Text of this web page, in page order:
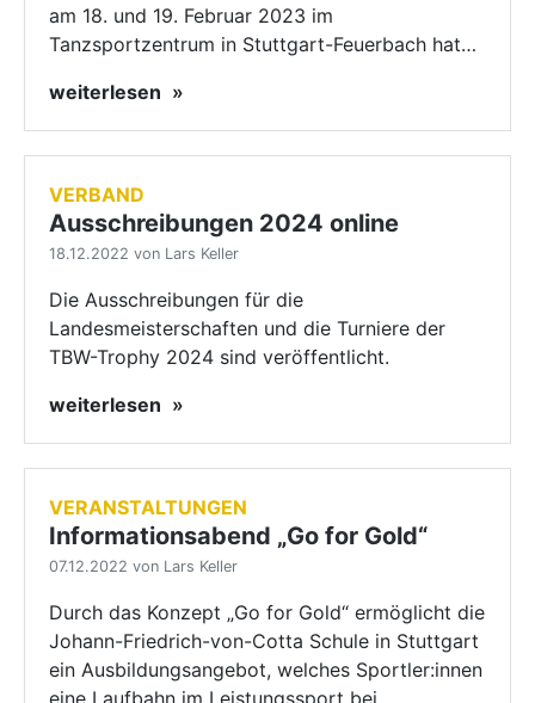
am 18. und 19. Februar 2023 im
Tanzsportzentrum in Stuttgart-Feuerbach hat…
weiterlesen
VERBAND
Ausschreibungen 2024 online
18.12.2022 von Lars Keller
Die Ausschreibungen für die
Landesmeisterschaften und die Turniere der
TBW-Trophy 2024 sind veröffentlicht.
weiterlesen
VERANSTALTUNGEN
Informationsabend „Go for Gold“
07.12.2022 von Lars Keller
Durch das Konzept „Go for Gold“ ermöglicht die
Johann-Friedrich-von-Cotta Schule in Stuttgart
ein Ausbildungsangebot, welches Sportler:innen
eine Laufbahn im Leistungssport bei